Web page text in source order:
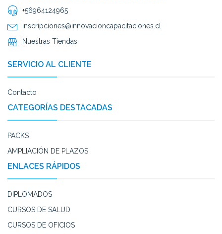
+56964124965
inscripciones@innovacioncapacitaciones.cl
Nuestras Tiendas
SERVICIO AL CLIENTE
Contacto
CATEGORÍAS DESTACADAS
PACKS
AMPLIACIÓN DE PLAZOS
ENLACES RÁPIDOS
DIPLOMADOS
CURSOS DE SALUD
CURSOS DE OFICIOS